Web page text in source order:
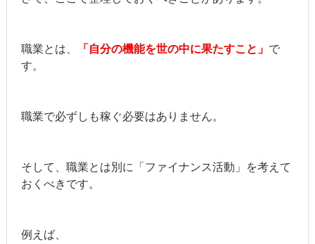
職業とは、 「自分の機能を世の中に果たすこと」 で
す。
職業で必ずしも稼ぐ必要はありません。
そして、職業とは別に「ファイナンス活動」を考えて
おくべきです。
例えば、